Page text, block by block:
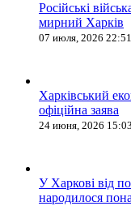
Російські
мирний Харків
07 июля, 2026 22:51
Харківський
офіційна заява
24 июня, 2026 15:03
У Харкові від
народилося